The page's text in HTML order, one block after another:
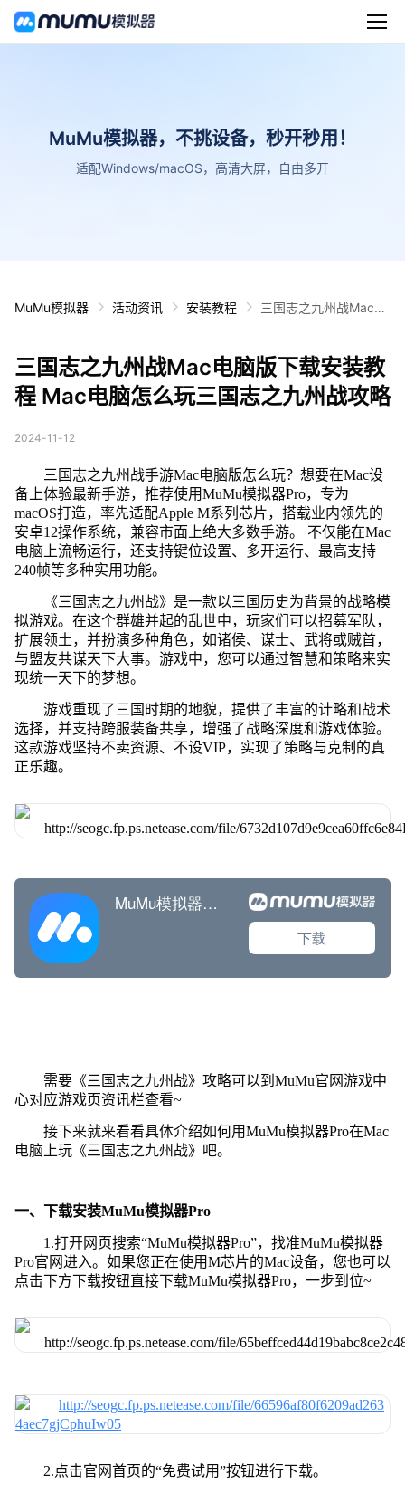
MuMu模拟器，不挑设备，秒开秒用！
适配Windows/macOS，高清大屏，自由多开
MuMu模拟器 活动资讯 安装教程
三国志之九州战Mac电
州战攻略
三国志之九州战Mac电脑版下载安装教
程 Mac电脑怎么玩三国志之九州战攻略
2024-11-12
三国志之九州战手游Mac电脑版怎么玩？想要在Mac设
备上体验最新手游，推荐使用MuMu模拟器Pro，专为
macOS打造，率先适配Apple M系列芯片，搭载业内领先的
安卓12操作系统，兼容市面上绝大多数手游。 不仅能在Mac
电脑上流畅运行，还支持键位设置、多开运行、最高支持
240帧等多种实用功能。
《三国志之九州战》是一款以三国历史为背景的战略模
拟游戏。在这个群雄并起的乱世中，玩家们可以招募军队，
扩展领土，并扮演多种角色，如诸侯、谋士、武将或贼首，
与盟友共谋天下大事。游戏中，您可以通过智慧和策略来实
现统一天下的梦想。
游戏重现了三国时期的地貌，提供了丰富的计略和战术
选择，并支持跨服装备共享，增强了战略深度和游戏体验。
这款游戏坚持不卖资源、不设VIP，实现了策略与克制的真
正乐趣。
需要《三国志之九州战》攻略可以到MuMu官网游戏中
心对应游戏页资讯栏查看~
接下来就来看看具体介绍如何用MuMu模拟器Pro在Mac
电脑上玩《三国志之九州战》吧。
一、下载安装MuMu模拟器Pro
1.打开网页搜索“MuMu模拟器Pro”，找准MuMu模拟器
Pro官网进入。如果您正在使用M芯片的Mac设备，您也可以
点击下方下载按钮直接下载MuMu模拟器Pro，一步到位~
2.点击官网首页的“免费试用”按钮进行下载。